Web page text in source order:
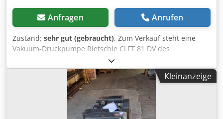
Anfragen Anrufen
Zustand: sehr gut (gebraucht), Zum Verkauf steht eine
Vakuum-Druckpumpe Rietschle CLFT 81 DV des
renommierten deutschen Herstellers. Es handelt sich um
eine trockenlaufende Drehschieberpumpe, die für die
gleichzeitige Erzeugung von Vakuum und Druckluft
ausgelegt ist. Die Pumpe findet Anwendung in
Verpackungsmaschinen, Druckmaschinen,
Holzbearbeitungsmaschinen, CNC-Anlagen,
Kleinanzeige